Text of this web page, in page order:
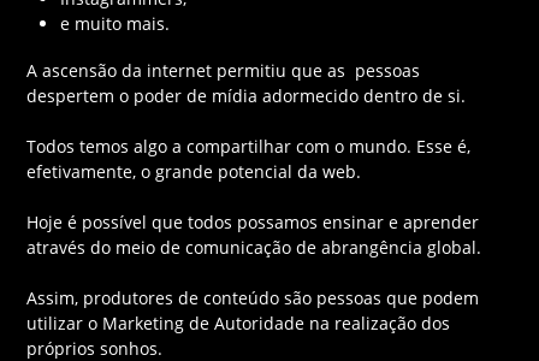
e muito mais.
A ascensão da internet permitiu que as pessoas
despertem o poder de mídia adormecido dentro de si.
Todos temos algo a compartilhar com o mundo. Esse é,
efetivamente, o grande potencial da web.
Hoje é possível que todos possamos ensinar e aprender
através do meio de comunicação de abrangência global.
Assim, produtores de conteúdo são pessoas que podem
utilizar o Marketing de Autoridade na realização dos
próprios sonhos.